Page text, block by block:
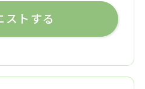
ストする